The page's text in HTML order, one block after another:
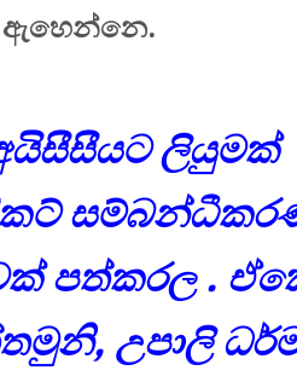
ඇහෙන්නෙ.
ලියුමක්
පත්කරල .
උපාලි